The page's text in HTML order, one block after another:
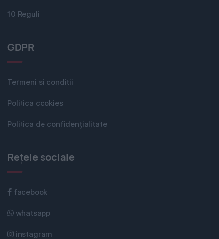
10 Reguli
GDPR
Termeni si conditii
Politica cookies
Politica de confidențialitate
Rețele sociale
facebook
whatsapp
instagram